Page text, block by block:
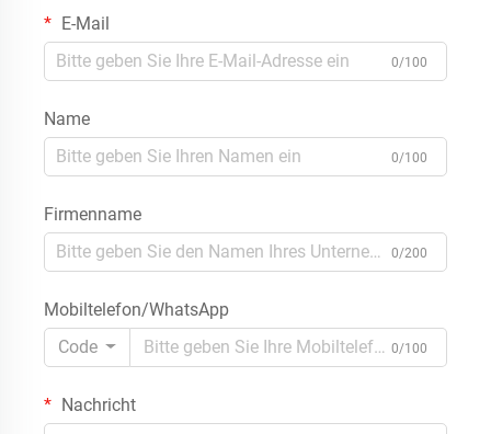
E-Mail
0/100
Name
0/100
Firmenname
0/200
Mobiltelefon/WhatsApp
Code
0/100
Nachricht